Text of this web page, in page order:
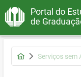
Portal do
de
Serviços sem